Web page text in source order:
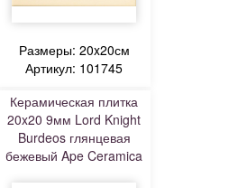
Размеры: 20x20см
Артикул: 101745
Керамическая плитка
20x20 9мм Lord Knight
Burdeos глянцевая
бежевый Ape Ceramica